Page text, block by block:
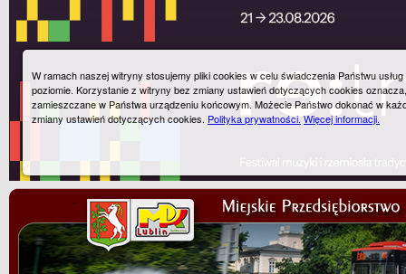
W ramach naszej witryny stosujemy pliki cookies w celu świadczenia Państwu
poziomie. Korzystanie z witryny bez zmiany ustawień dotyczących cookies
zamieszczane w Państwa urządzeniu końcowym. Możecie Państwo dokonać w
zmiany ustawień dotyczących cookies. Polityka prywatności.Więcej informacji.